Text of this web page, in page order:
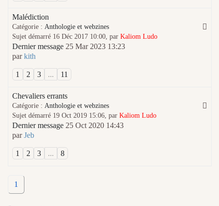
Malédiction
Catégorie : Anthologie et webzines
Sujet démarré 16 Déc 2017 10:00, par Kaliom Ludo
Dernier message 25 Mar 2023 13:23
parkith
1 2 3 ... 11
Chevaliers errants
Catégorie : Anthologie et webzines
Sujet démarré 19 Oct 2019 15:06, par Kaliom Ludo
Dernier message 25 Oct 2020 14:43
parJeb
1 2 3 ... 8
1